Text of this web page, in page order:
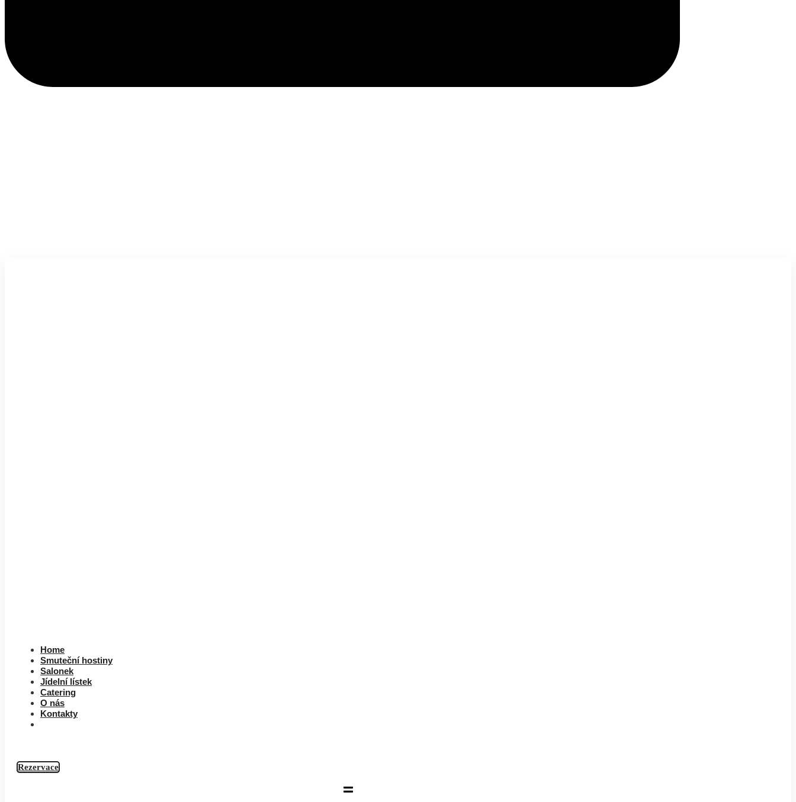
Home
Smuteční hostiny
Salonek
Jídelní lístek
Catering
O nás
Kontakty
Rezervace